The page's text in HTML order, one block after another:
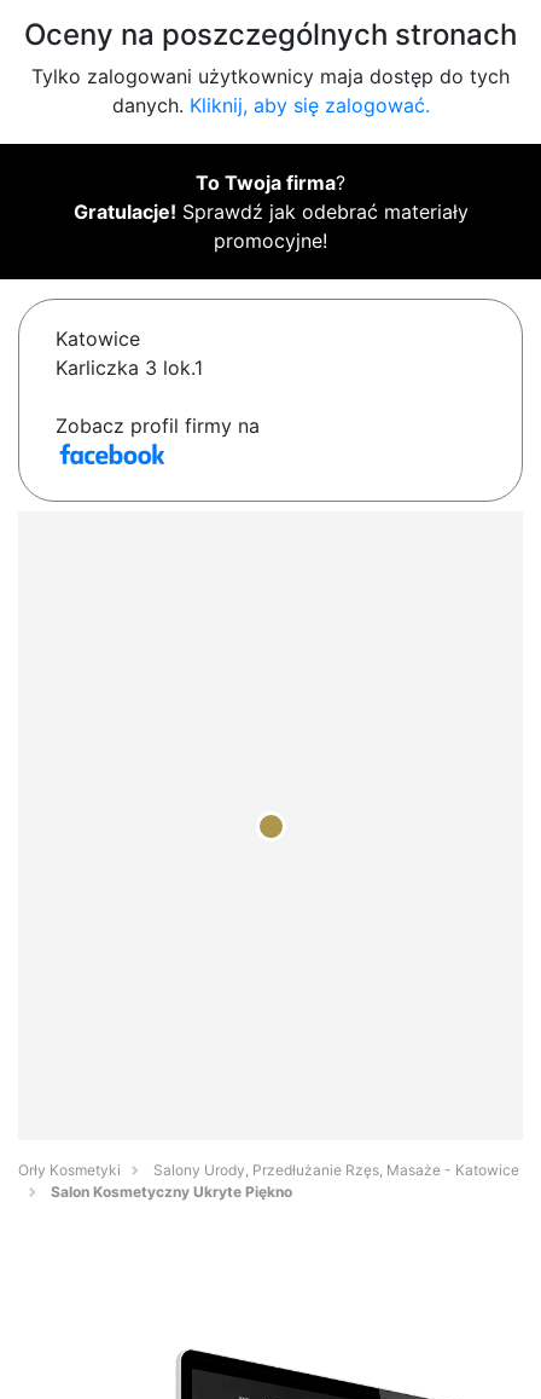
Oceny na poszczególnych stronach
Tylko zalogowani użytkownicy maja dostęp do tych
danych. Kliknij, aby się zalogować.
To Twoja firma?
Gratulacje! Sprawdź jak odebrać materiały
promocyjne!
Katowice
Karliczka 3 lok.1
Zobacz profil firmy na
Orły Kosmetyki
Salony Urody, Przedłużanie Rzęs, Masaże - Katowice
Salon Kosmetyczny Ukryte Piękno